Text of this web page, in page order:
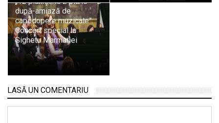
după-amiază de
capodopere muzicale”.
Concert special la
Sighetu Marmației
LASĂ UN COMENTARIU